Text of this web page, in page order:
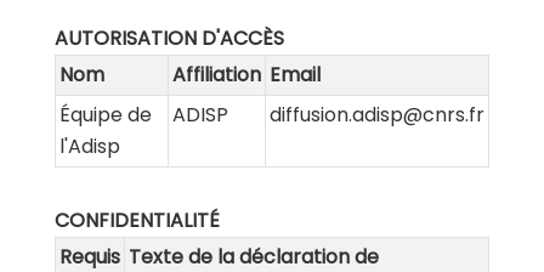
AUTORISATION D'ACCÈS
Nom
Affiliation Email
Équipe de
l'Adisp
ADISP diffusion.adisp@cnrs.fr
CONFIDENTIALITÉ
Requis Texte de la déclaration de